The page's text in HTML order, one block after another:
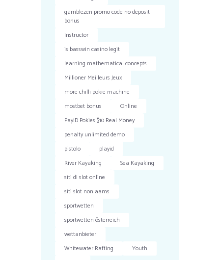
gamblezen promo code no deposit
bonus
Instructor
is basswin casino legit
learning mathematical concepts
Millioner Meilleurs Jeux
more chilli pokie machine
mostbet bonus
Online
PayID Pokies $10 Real Money
penalty unlimited demo
pistolo
playid
River Kayaking
Sea Kayaking
siti di slot online
siti slot non aams
sportwetten
sportwetten österreich
wettanbieter
Whitewater Rafting
Youth